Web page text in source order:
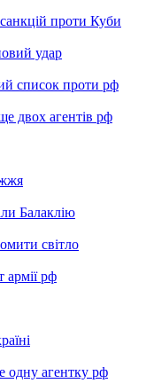
проти Куби
удар
список проти рф
двох агентів рф
Балаклію
світло
армії рф
одну агентку рф